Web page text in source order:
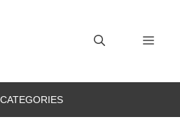
CATEGORIES